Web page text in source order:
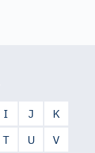
I J
K
T U
V